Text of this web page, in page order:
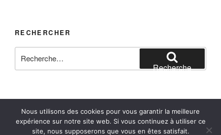
RECHERCHER
pour
Recherche
Facebook Instagram E-mail
Nous utilisons des cookies pour vous garantir la meilleure
expérience sur notre site web. Si vous continuez à utiliser ce
site, nous supposerons que vous en êtes satisfait.